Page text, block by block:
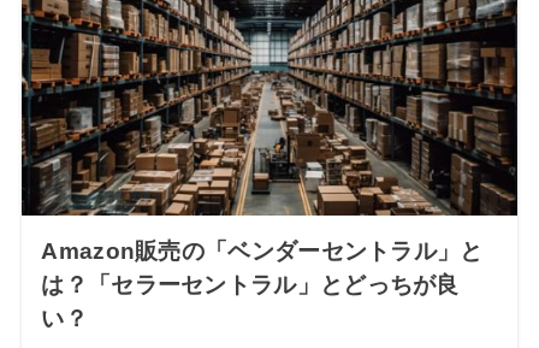
Amazon販売の「ベンダーセントラル」と
は？「セラーセントラル」とどっちが良
い？